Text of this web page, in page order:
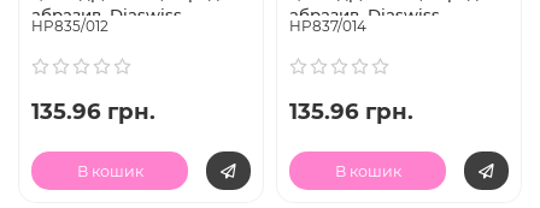
абразив, Diaswiss
(Швейцарія)
HP835/012
135.96 грн.
В кошик
абразив, Diaswiss
(Швейцарія)
HP837/014
135.96 грн.
В кошик